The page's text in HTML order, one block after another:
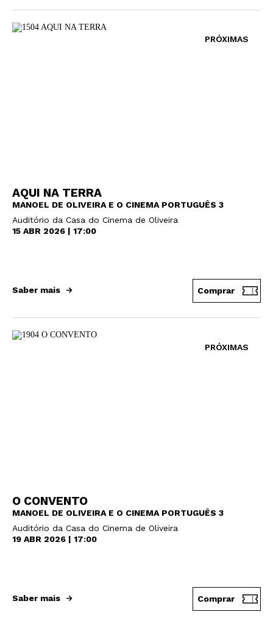
PRÓXIMAS
AQUI NA TERRA
MANOEL DE OLIVEIRA E O CINEMA PORTUGUÊS 3
Auditório da Casa do Cinema de Oliveira
15 ABR 2026 | 17:00
Saber mais Comprar
PRÓXIMAS
O CONVENTO
MANOEL DE OLIVEIRA E O CINEMA PORTUGUÊS 3
Auditório da Casa do Cinema de Oliveira
19 ABR 2026 | 17:00
Saber mais Comprar